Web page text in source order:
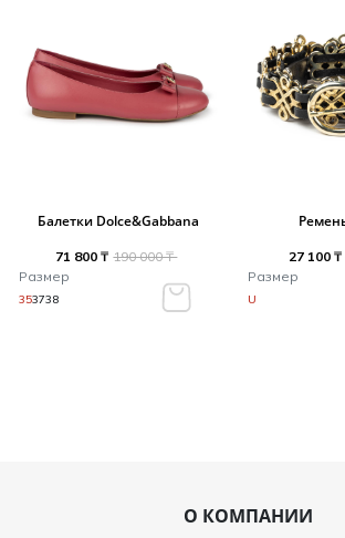
Балетки Dolce&Gabbana
71 800 ₸ 190 000 ₸
Размер
353738
27 100 ₸
Размер
U
О КОМПАНИИ